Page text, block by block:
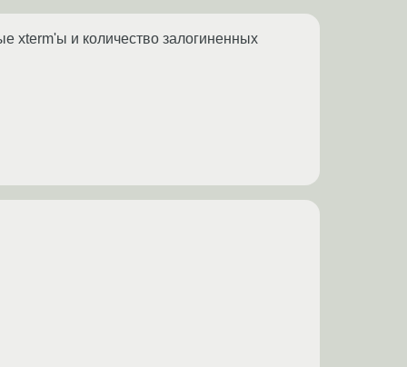
xterm'ы и количество залогиненных